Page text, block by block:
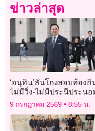
ข่าวล่าสุด
‘อนุทิน’ลั่นโกงสอบท้องถิ่
ไม่มีวิ่ง-ไม่มีประนีประนอ
ขอประชาชนสบายใจ
9 กรกฎาคม 2569 8:55 น.